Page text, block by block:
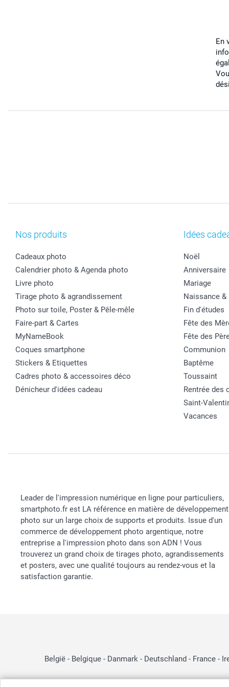
En
Nos produits
Cadeaux photo
Calendrier photo & Agenda photo
Livre photo
Tirage photo & agrandissement
Photo sur toile, Poster & Pêle-mêle
Faire-part & Cartes
MyNameBook
Coques smartphone
Stickers & Etiquettes
Cadres photo & accessoires déco
Dénicheur d'idées cadeau
Idées
Noël
Anniversaire
Mariage
Naissance &
Fin d'études
Fête des
Fête des
Communion
Baptême
Toussaint
Rentrée des
Saint-
Vacances
Leader de l'impression numérique en ligne pour particuliers,
smartphoto.fr est LA référence en matière de développement
photo sur un large choix de supports et produits. Issue d'un
commerce de développement photo argentique, notre
entreprise a l'impression photo dans son ADN ! Vous
trouverez un grand choix de tirages photo, agrandissements
et posters, avec une qualité toujours au rendez-vous et la
satisfaction garantie.
België - Belgique - Danmark - Deutschland - France -